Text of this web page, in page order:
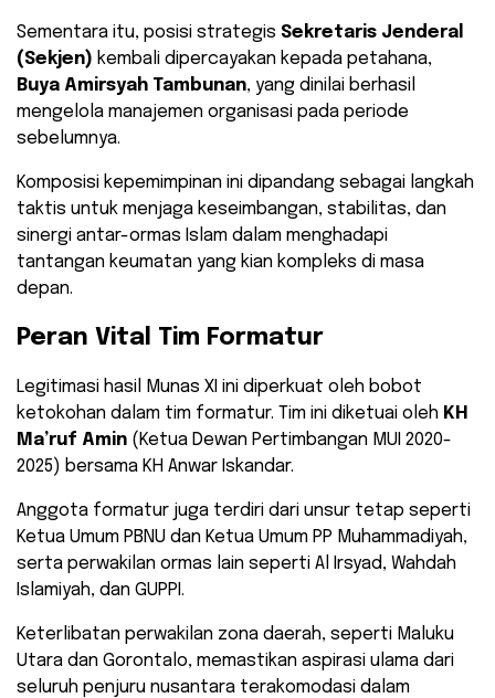
Sementara itu, posisi strategis Sekretaris Jenderal
(Sekjen) kembali dipercayakan kepada petahana,
Buya Amirsyah Tambunan, yang dinilai berhasil
mengelola manajemen organisasi pada periode
sebelumnya.
Komposisi kepemimpinan ini dipandang sebagai langkah
taktis untuk menjaga keseimbangan, stabilitas, dan
sinergi antar-ormas Islam dalam menghadapi
tantangan keumatan yang kian kompleks di masa
depan.
Peran Vital Tim Formatur
Legitimasi hasil Munas XI ini diperkuat oleh bobot
ketokohan dalam tim formatur. Tim ini diketuai oleh KH
Ma’ruf Amin (Ketua Dewan Pertimbangan MUI 2020-
2025) bersama KH Anwar Iskandar.
Anggota formatur juga terdiri dari unsur tetap seperti
Ketua Umum PBNU dan Ketua Umum PP Muhammadiyah,
serta perwakilan ormas lain seperti Al Irsyad, Wahdah
Islamiyah, dan GUPPI.
Keterlibatan perwakilan zona daerah, seperti Maluku
Utara dan Gorontalo, memastikan aspirasi ulama dari
seluruh penjuru nusantara terakomodasi dalam